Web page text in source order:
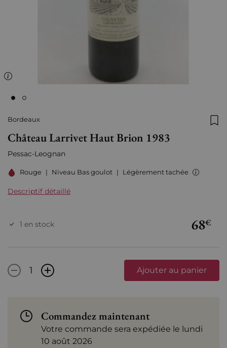
Bordeaux
Château Larrivet Haut Brion 1983
Pessac-Leognan
Rouge | Niveau Bas goulot | Légèrement tachée
Descriptif détaillé
68€
1 en stock
- + Ajouter au panier
Commandez maintenant
Votre commande sera expédiée le lundi
10 août 2026